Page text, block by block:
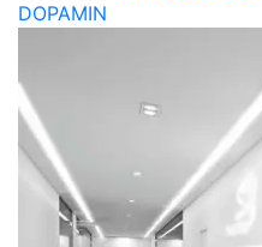
DOPAMIN